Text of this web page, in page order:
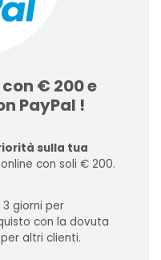
€ 200 e
PayPal !
sulla tua
con soli € 200.
giorni per
con la dovuta
altri clienti.